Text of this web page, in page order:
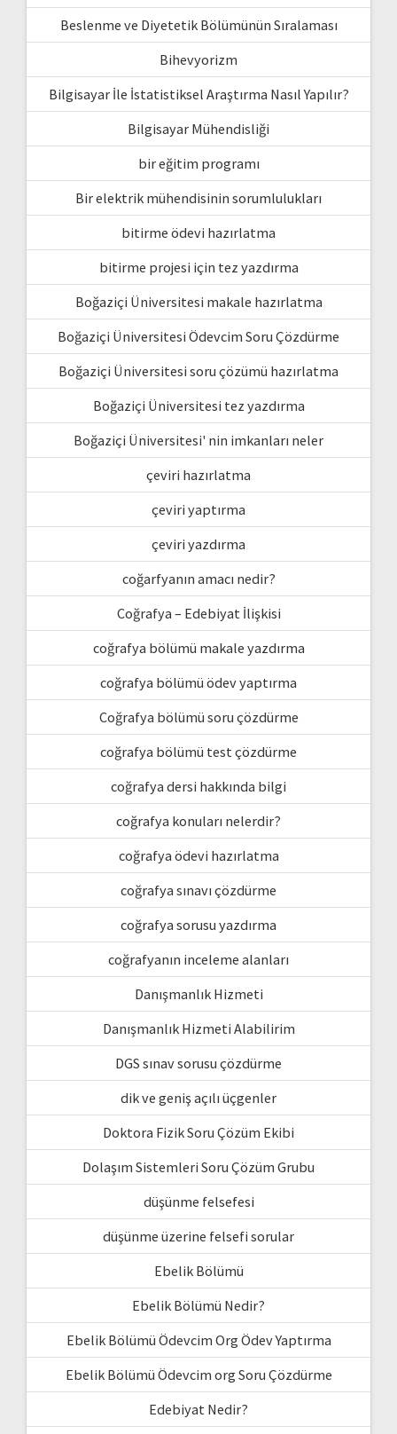
Beslenme ve Diyetetik Bölümünün Sıralaması
Bihevyorizm
Bilgisayar İle İstatistiksel Araştırma Nasıl Yapılır?
Bilgisayar Mühendisliği
bir eğitim programı
Bir elektrik mühendisinin sorumlulukları
bitirme ödevi hazırlatma
bitirme projesi için tez yazdırma
Boğaziçi Üniversitesi makale hazırlatma
Boğaziçi Üniversitesi Ödevcim Soru Çözdürme
Boğaziçi Üniversitesi soru çözümü hazırlatma
Boğaziçi Üniversitesi tez yazdırma
Boğaziçi Üniversitesi' nin imkanları neler
çeviri hazırlatma
çeviri yaptırma
çeviri yazdırma
coğarfyanın amacı nedir?
Coğrafya – Edebiyat İlişkisi
coğrafya bölümü makale yazdırma
coğrafya bölümü ödev yaptırma
Coğrafya bölümü soru çözdürme
coğrafya bölümü test çözdürme
coğrafya dersi hakkında bilgi
coğrafya konuları nelerdir?
coğrafya ödevi hazırlatma
coğrafya sınavı çözdürme
coğrafya sorusu yazdırma
coğrafyanın inceleme alanları
Danışmanlık Hizmeti
Danışmanlık Hizmeti Alabilirim
DGS sınav sorusu çözdürme
dik ve geniş açılı üçgenler
Doktora Fizik Soru Çözüm Ekibi
Dolaşım Sistemleri Soru Çözüm Grubu
düşünme felsefesi
düşünme üzerine felsefi sorular
Ebelik Bölümü
Ebelik Bölümü Nedir?
Ebelik Bölümü Ödevcim Org Ödev Yaptırma
Ebelik Bölümü Ödevcim org Soru Çözdürme
Edebiyat Nedir?